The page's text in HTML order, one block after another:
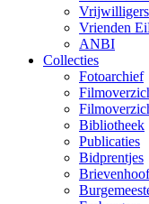
Vrijwilligers
Vrienden
ANBI
Collecties
Fotoarchief
Bibliotheek
Publicaties
Bidprentjes